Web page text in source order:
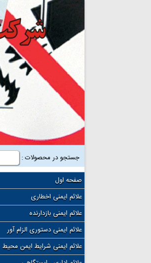
جستجو در محصولات :
صفحه اول
علائم ایمنی اخطاری
علائم ایمنی بازدارنده
علائم ایمنی دستوری الزام آور
علائم ایمنی شرایط ایمن محیط